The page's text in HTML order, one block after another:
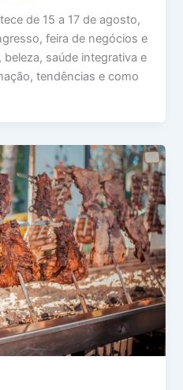
de 15 a 17 de agosto,
feira de negócios e
saúde integrativa e
tendências e como